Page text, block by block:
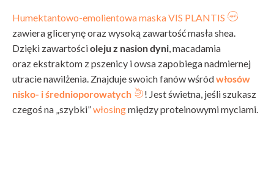
Humektantowo-emolientowa maska VIS PLANTIS
zawiera glicerynę oraz wysoką zawartość masła shea.
Dzięki zawartościoleju z nasion dyni, macadamia
oraz ekstraktom z pszenicy i owsa zapobiega nadmiernej
utracie nawilżenia. Znajduje swoich fanów wśródwłosów
nisko- i średnioporowatych
! Jest świetna, jeśli szukasz
czegoś na „szybki”włosingmiędzy proteinowymi myciami.